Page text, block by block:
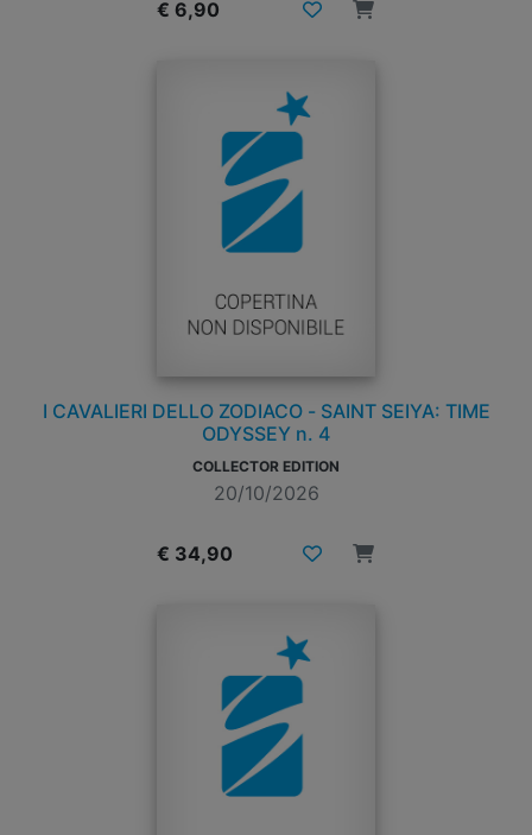
€ 6,90
I CAVALIERI DELLO ZODIACO - SAINT SEIYA: TIME
ODYSSEY n. 4
COLLECTOR EDITION
20/10/2026
€ 34,90